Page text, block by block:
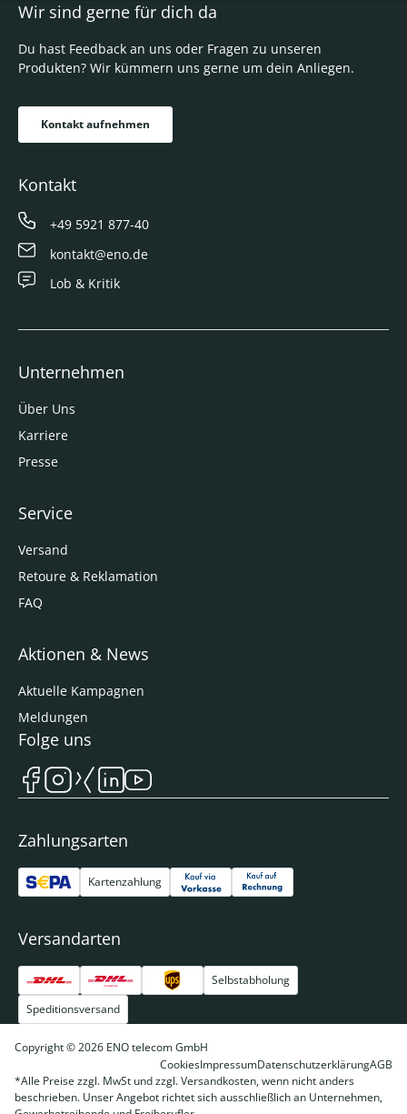
Wir sind gerne für dich da
Du hast Feedback an uns oder Fragen zu unseren
Produkten? Wir kümmern uns gerne um dein Anliegen.
Kontakt aufnehmen
Kontakt
+49 5921 877-40
kontakt@eno.de
Lob & Kritik
Unternehmen
Über Uns
Karriere
Presse
Service
Versand
Retoure & Reklamation
FAQ
Aktionen & News
Aktuelle Kampagnen
Meldungen
Zahlungsarten
Kartenzahlung
Versandarten
Selbstabholung
Speditionsversand
Folge uns
Copyright © 2026 ENO telecom GmbH
CookiesImpressumDatenschutzerklärungAGB
*Alle Preise zzgl. MwSt und zzgl. Versandkosten, wenn nicht anders
beschrieben. Unser Angebot richtet sich ausschließlich an Unternehmen,